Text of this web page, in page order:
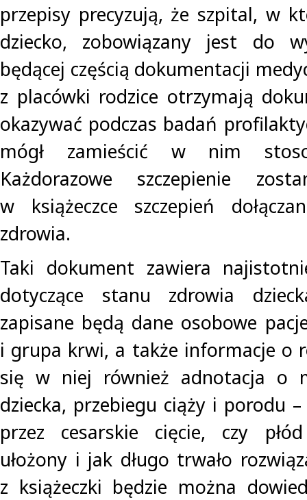
przepisy precyzują, że szpital, w
dziecko, zobowiązany jest do
będącej częścią dokumentacji
z placówki rodzice otrzymają
okazywać podczas badań
mógł zamieścić w nim
Każdorazowe szczepienie
w książeczce szczepień
zdrowia.
Taki dokument zawiera
dotyczące stanu zdrowia
zapisane będą dane osobowe
i grupa krwi, a także informacje o
się w niej również adnotacja o
dziecka, przebiegu ciąży i porodu
przez cesarskie cięcie, czy
ułożony i jak długo trwało
z książeczki będzie można